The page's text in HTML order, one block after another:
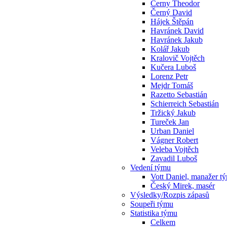
Cerny Theodor
Černý David
Hájek Štěpán
Havránek David
Havránek Jakub
Kolář Jakub
Kralovič Vojtěch
Kučera Luboš
Lorenz Petr
Mejdr Tomáš
Razetto Sebastián
Schierreich Sebastián
Tržický Jakub
Tureček Jan
Urban Daniel
Vágner Robert
Veleba Vojtěch
Zavadil Luboš
Vedení týmu
Vott Daniel, manažer
Český Mirek, masér
Výsledky/Rozpis zápasů
Soupeři týmu
Statistika týmu
Celkem